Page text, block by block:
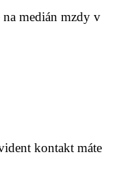
na medián mzdy v
kontakt máte